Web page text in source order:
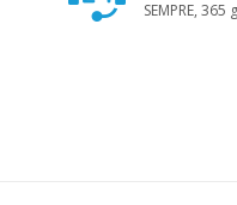
SEMPRE, 365